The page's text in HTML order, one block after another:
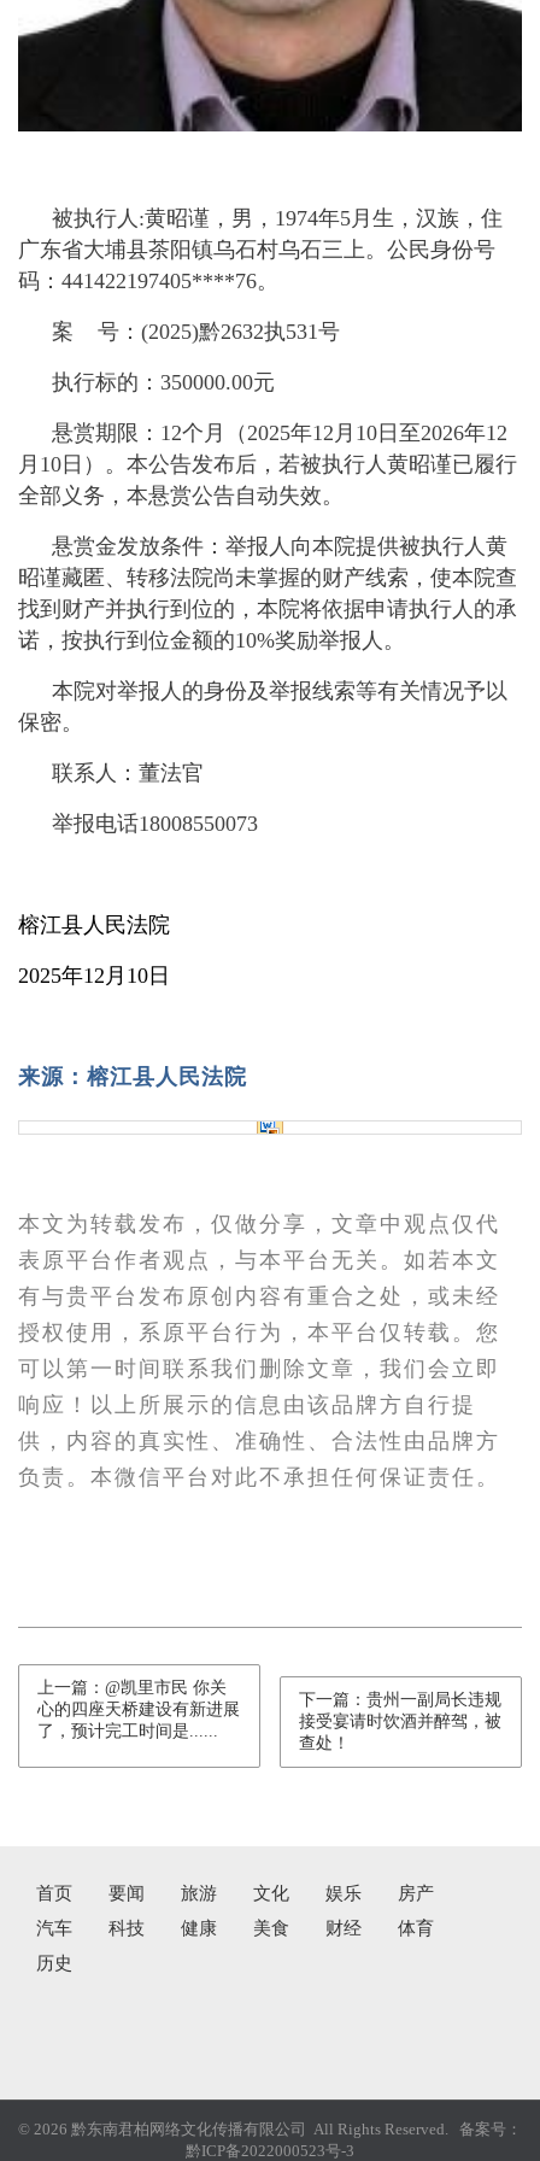
被执行人:黄昭谨，男，1974年5月生，汉族，住
广东省大埔县茶阳镇乌石村乌石三上。公民身份号
码：441422197405****76。
案 号：(2025)黔2632执531号
执行标的：350000.00元
悬赏期限：12个月（2025年12月10日至2026年12
月10日）。本公告发布后，若被执行人黄昭谨已履行
全部义务，本悬赏公告自动失效。
悬赏金发放条件：举报人向本院提供被执行人黄
昭谨藏匿、转移法院尚未掌握的财产线索，使本院查
找到财产并执行到位的，本院将依据申请执行人的承
诺，按执行到位金额的10%奖励举报人。
本院对举报人的身份及举报线索等有关情况予以
保密。
联系人：董法官
举报电话18008550073
榕江县人民法院
2025年12月10日
来源：榕江县人民法院
本文为转载发布，仅做分享，文章中观点仅代
表原平台作者观点，与本平台无关。如若本文
有与贵平台发布原创内容有重合之处，或未经
授权使用，系原平台行为，本平台仅转载。您
可以第一时间联系我们删除文章，我们会立即
响应！以上所展示的信息由该品牌方自行提
供，内容的真实性、准确性、合法性由品牌方
负责。本微信平台对此不承担任何保证责任。
上一篇：@凯里市民 你关
心的四座天桥建设有新进展
了，预计完工时间是......
下一篇：贵州一副局长违规
接受宴请时饮酒并醉驾，被
查处！
首页 要闻 旅游 文化 娱乐
房产
汽车
科技 健康 美食 财经
体育
历史
© 2026 黔东南君柏网络文化传播有限公司 All Rights Reserved. 备案号：
黔ICP备2022000523号-3